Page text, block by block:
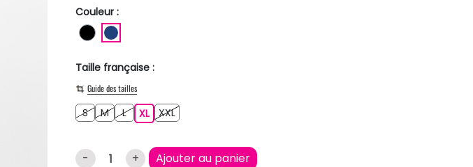
Couleur :
NOIR
Taille française :
Guide des tailles
SS MM LL XLXLXXLXXL
- + Ajouter au panier